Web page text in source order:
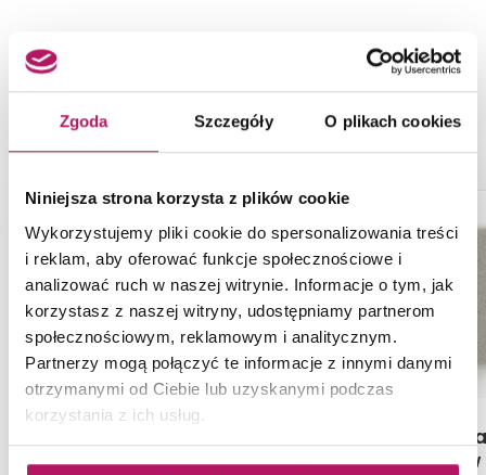
Zgoda Szczegóły O plikach cookies
Niniejsza strona korzysta z plików cookie
Wykorzystujemy pliki cookie do spersonalizowania treści
i reklam, aby oferować funkcje społecznościowe i
analizować ruch w naszej witrynie. Informacje o tym, jak
korzystasz z naszej witryny, udostępniamy partnerom
społecznościowym, reklamowym i analitycznym.
Partnerzy mogą połączyć te informacje z innymi danymi
otrzymanymi od Ciebie lub uzyskanymi podczas
korzystania z ich usług.
NASZE PROPOZYCJE ZAMIAST
PRODUKTU SCHEDPOL BASE (S4)
10.004/OLKB/SP
ZAMÓW PRÓBKĘ
próbka
brodzik/zlew